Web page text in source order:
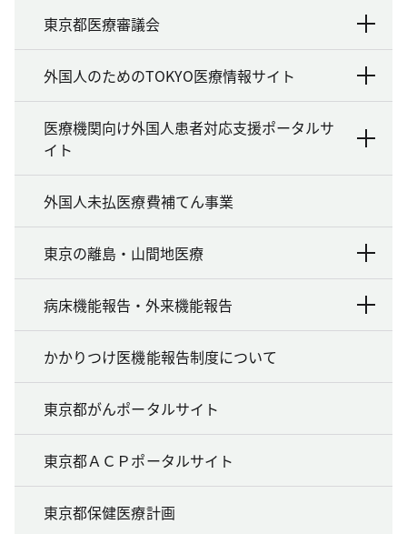
東京都医療審議会
外国人のためのTOKYO医療情報サイト
医療機関向け外国人患者対応支援ポータルサ
イト
外国人未払医療費補てん事業
東京の離島・山間地医療
病床機能報告・外来機能報告
かかりつけ医機能報告制度について
東京都がんポータルサイト
東京都ＡＣＰポータルサイト
東京都保健医療計画